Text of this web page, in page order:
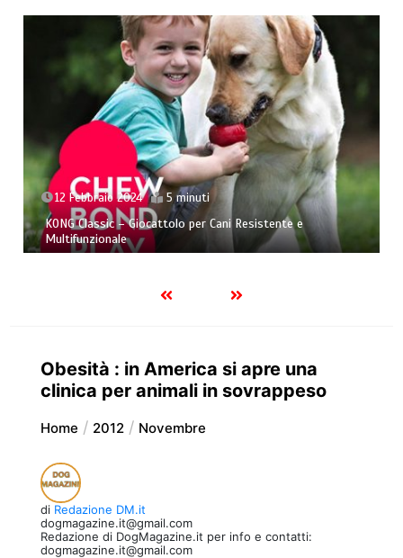
12 Febbraio 2024 5 minuti
KONG Classic – Giocattolo per Cani Resistente e
Multifunzionale
Obesità : in America si apre una
clinica per animali in sovrappeso
Home 2012 Novembre
di Redazione DM.it
dogmagazine.it@gmail.com
Redazione di DogMagazine.it per info e contatti:
dogmagazine.it@gmail.com